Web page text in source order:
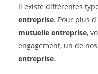
Il existe différentes
entreprise. Pour plus
mutuelle entreprise,
engagement, un de
entreprise.